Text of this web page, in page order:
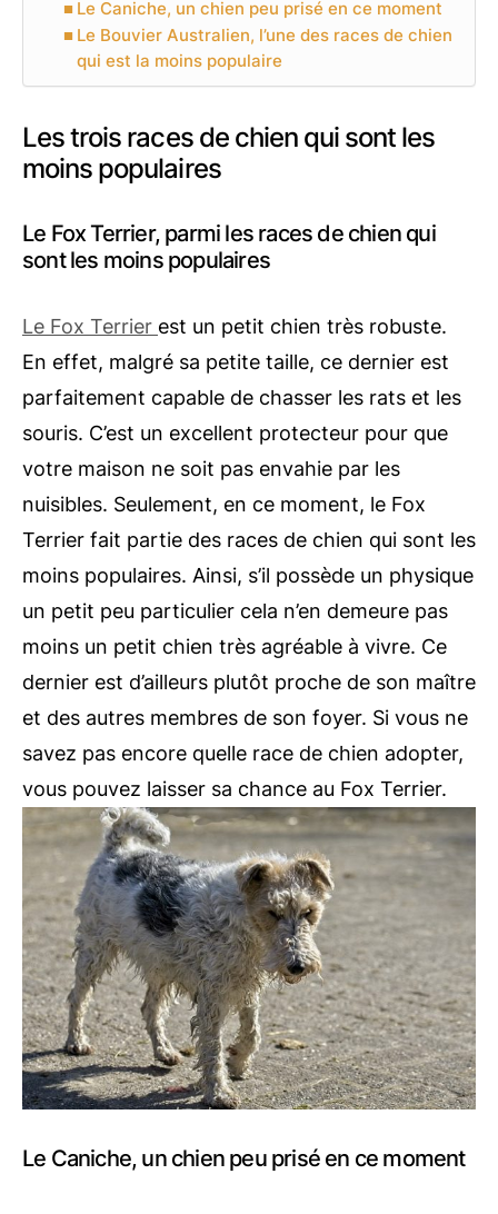
Le Caniche, un chien peu prisé en ce moment
Le Bouvier Australien, l’une des races de chien
qui est la moins populaire
Les trois races de chien qui sont les
moins populaires
Le Fox Terrier, parmi les races de chien qui
sont les moins populaires
Le Fox Terrier est un petit chien très robuste.
En effet, malgré sa petite taille, ce dernier est
parfaitement capable de chasser les rats et les
souris. C’est un excellent protecteur pour que
votre maison ne soit pas envahie par les
nuisibles. Seulement, en ce moment, le Fox
Terrier fait partie des races de chien qui sont les
moins populaires. Ainsi, s’il possède un physique
un petit peu particulier cela n’en demeure pas
moins un petit chien très agréable à vivre. Ce
dernier est d’ailleurs plutôt proche de son maître
et des autres membres de son foyer. Si vous ne
savez pas encore quelle race de chien adopter,
vous pouvez laisser sa chance au Fox Terrier.
Le Caniche, un chien peu prisé en ce moment